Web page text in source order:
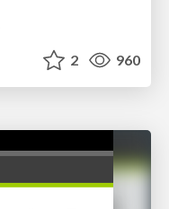
2 960